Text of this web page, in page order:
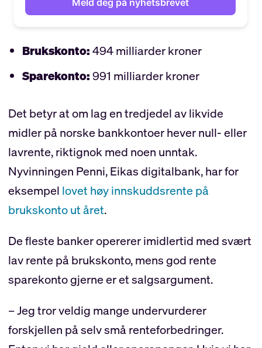
Brukskonto:494 milliarder kroner
Sparekonto:991 milliarder kroner
Det betyr at om lag en tredjedel av likvide
midler på norske bankkontoer hever null- eller
lavrente, riktignok med noen unntak.
Nyvinningen Penni, Eikas digitalbank, har for
eksempel lovet høy innskuddsrente på
brukskonto ut året.
De fleste banker opererer imidlertid med svært
lav rente på brukskonto, mens god rente
sparekonto gjerne er et salgsargument.
– Jeg tror veldig mange undervurderer
forskjellen på selv små renteforbedringer.